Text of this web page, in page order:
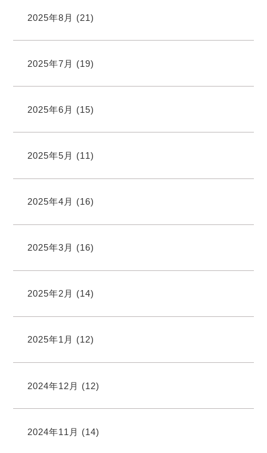
2025年8月 (21)
2025年7月 (19)
2025年6月 (15)
2025年5月 (11)
2025年4月 (16)
2025年3月 (16)
2025年2月 (14)
2025年1月 (12)
2024年12月 (12)
2024年11月 (14)